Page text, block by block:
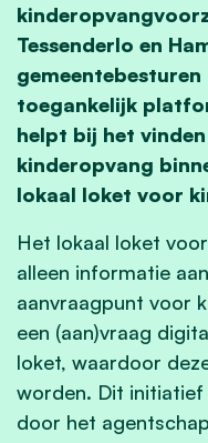
Tessenderlo en
toegankelijk
helpt bij het
kinderopvang
lokaal loket voor
Het lokaal loket
alleen informatie
aanvraagpunt voor
een (aan)vraag
loket, waardoor
worden. Dit
door het